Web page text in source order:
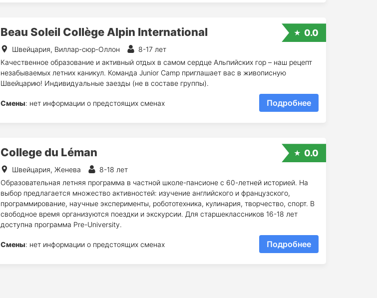
Beau Soleil Collège Alpin International
Швейцария, Виллар-сюр-Оллон
8-17 лет
Качественное образование и активный отдых в самом сердце Альпийских гор – наш рецепт
незабываемых летних каникул. Команда Junior Camp приглашает вас в живописную
Швейцарию! Индивидуальные заезды (не в составе группы).
Смены: нет информации о предстоящих сменах Подробнее
0.0
College du Léman
Швейцария, Женева
8-18 лет
Образовательная летняя программа в частной школе-пансионе с 60-летней историей. На
выбор предлагается множество активностей: изучение английского и французского,
программирование, научные эксперименты, робототехника, кулинария, творчество, спорт. В
свободное время организуются поездки и экскурсии. Для старшеклассников 16-18 лет
доступна программа Pre-University.
Смены: нет информации о предстоящих сменах Подробнее
0.0